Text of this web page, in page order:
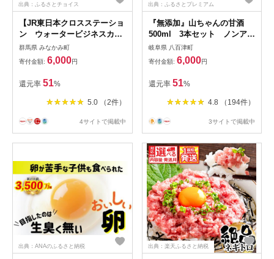
出典：ふるさとチョイス
【JR東日本クロスステーショ
ン ウォータービジネスカン
パニー】From AQUA 谷川連
峰の天然水 550ml×24本 水
天然水 谷川連峰 From AQUA
フロムアクア 500ml以上
群馬県 みなかみ町
寄付金額: 6,000円
還元率 51%
5.0 （2件）
4サイトで掲載中
出典：ふるさとプレミアム
『無添加』山ちゃんの甘酒
500ml 3本セット ノンアル
コール・米麹・お米・飲む点
岐阜県 八百津町
寄付金額: 6,000円
還元率 51%
4.8 （194件）
3サイトで掲載中
出典：ANAのふるさと納税 出典：楽天ふるさと納税